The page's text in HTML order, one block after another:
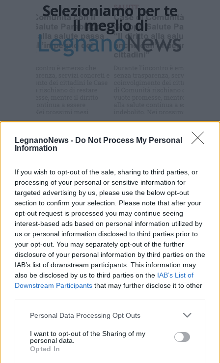
LegnanoNews - Do Not Process My Personal
Information
If you wish to opt-out of the sale, sharing to third parties, or
processing of your personal or sensitive information for
targeted advertising by us, please use the below opt-out
section to confirm your selection. Please note that after your
opt-out request is processed you may continue seeing
interest-based ads based on personal information utilized by
us or personal information disclosed to third parties prior to
your opt-out. You may separately opt-out of the further
disclosure of your personal information by third parties on the
IAB’s list of downstream participants. This information may
also be disclosed by us to third parties on the IAB’s List of
Downstream Participants that may further disclose it to other
Personal Data Processing Opt Outs
I want to opt-out of the Sharing of my
personal data.
Opted In
Selezioniamo per te
Il meglio di
Iscriviti alla
newsletter
Accedio
L'email è richiesta ma non verrà mostrata ai visitatori. Il contenuto di questo
commento esprime il pensiero dell'autore e non rappresenta la linea editoriale
di VareseNews.it, che rimane autonoma e indipendente. I messaggi inclusi nei
commenti non sono testi giornalistici, ma post inviati dai singoli lettori che
possono essere automaticamente pubblicati senza filtro preventivo. I commenti
che includano uno o più link a siti esterni verranno rimossi in automatico dal
sistema.